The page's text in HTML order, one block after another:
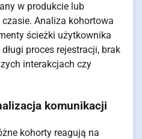
w produkcie lub
Analiza kohortowa
ścieżki użytkownika
proces rejestracji, brak
interakcjach czy
komunikacji
kohorty reagują na